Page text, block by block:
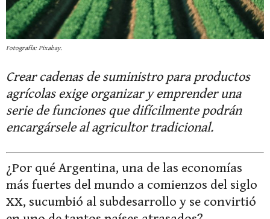
Fotografía: Pixabay.
Crear cadenas de suministro para productos
agrícolas exige organizar y emprender una
serie de funciones que difícilmente podrán
encargársele al agricultor tradicional.
¿Por qué Argentina, una de las economías
más fuertes del mundo a comienzos del siglo
XX, sucumbió al subdesarrollo y se convirtió